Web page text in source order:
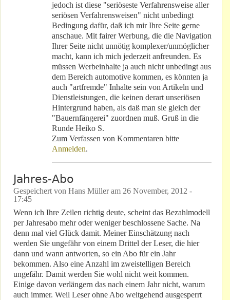
jedoch ist diese "seriöseste Verfahrensweise aller
seriösen Verfahrensweisen" nicht unbedingt
Bedingung dafür, daß ich mir Ihre Seite gerne
anschaue. Mit fairer Werbung, die die Navigation
Ihrer Seite nicht unnötig komplexer/unmöglicher
macht, kann ich mich jederzeit anfreunden. Es
müssen Werbeinhalte ja auch nicht unbedingt aus
dem Bereich automotive kommen, es könnten ja
auch "artfremde" Inhalte sein von Artikeln und
Dienstleistungen, die keinen derart unseriösen
Hintergrund haben, als daß man sie gleich der
"Bauernfängerei" zuordnen muß. Gruß in die
Runde Heiko S.
Zum Verfassen von Kommentaren bitte
Anmelden.
Jahres-Abo
Gespeichert von Hans Mülleram 26 November, 2012 -
17:45
Wenn ich Ihre Zeilen richtig deute, scheint das Bezahlmodell
per Jahresabo mehr oder weniger beschlossene Sache. Na
denn mal viel Glück damit. Meiner Einschätzung nach
werden Sie ungefähr von einem Drittel der Leser, die hier
dann und wann antworten, so ein Abo für ein Jahr
bekommen. Also eine Anzahl im zweistelligen Bereich
ungefähr. Damit werden Sie wohl nicht weit kommen.
Einige davon verlängern das nach einem Jahr nicht, warum
auch immer. Weil Leser ohne Abo weitgehend ausgesperrt